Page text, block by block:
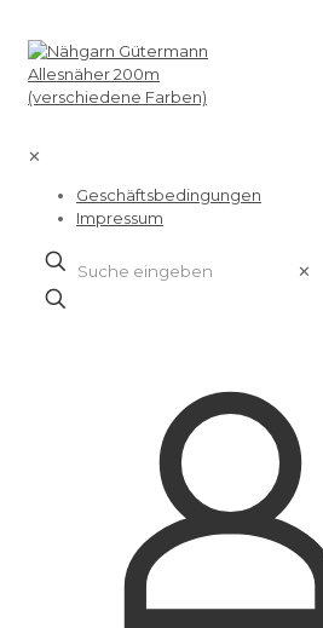
✕
Geschäftsbedingungen
Impressum
✕